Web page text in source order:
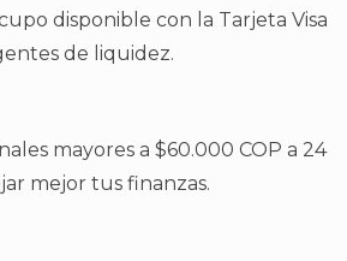
disponible con la Tarjeta Visa
de liquidez.
mayores a $60.000 COP a 24
mejor tus finanzas.